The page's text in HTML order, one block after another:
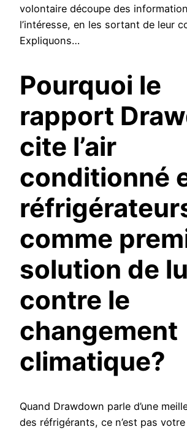
volontaire découpe des
l’intéresse, en les sortant de leur
Expliquons…
Pourquoi le
rapport
cite l’air
conditionné
comme
solution de
contre le
changement
climatique?
Quand Drawdown parle d’une
des réfrigérants, ce n’est pas